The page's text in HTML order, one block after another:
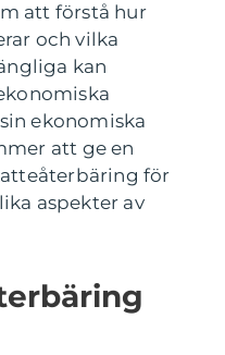
att förstå hur
och vilka
kan
ekonomiska
att ge en
för
aspekter av